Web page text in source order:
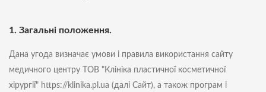
1. Загальні положення.
Дана угода визначає умови і правила використання сайту
медичного центру ТОВ "Клініка пластичної косметичної
хірургії" https://klinika.pl.ua (далі Сайт), а також програм і